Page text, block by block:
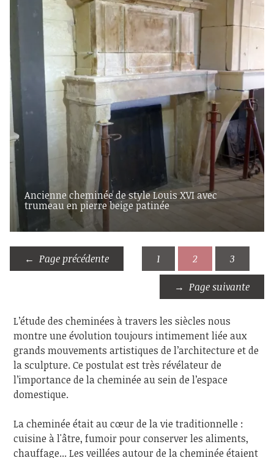
Ancienne cheminée de style Louis XVI avec
trumeau en pierre beige patinée
Page précédente 1 2 3
Page suivante
L’étude des cheminées à travers les siècles nous
montre une évolution toujours intimement liée aux
grands mouvements artistiques de l’architecture et de
la sculpture. Ce postulat est très révélateur de
l’importance de la cheminée au sein de l’espace
domestique.
La cheminée était au cœur de la vie traditionnelle :
cuisine à l'âtre, fumoir pour conserver les aliments,
chauffage... Les veillées autour de la cheminée étaient